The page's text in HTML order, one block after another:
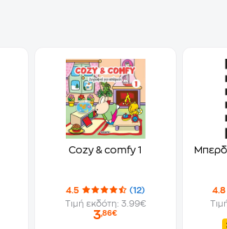
Cozy & comfy 1
4.5
(12)
Τιμή εκδότη: 3.99€
3,86€
4.8